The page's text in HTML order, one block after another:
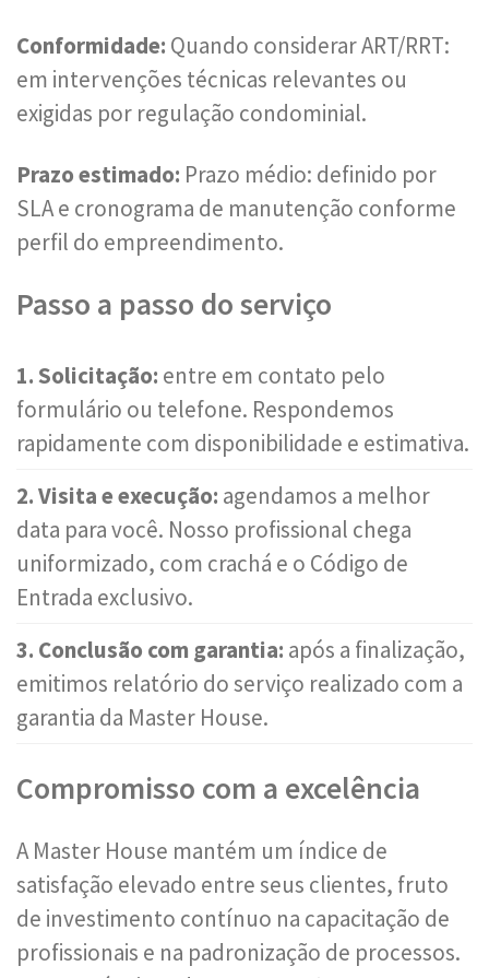
Conformidade: Quando considerar ART/RRT:
em intervenções técnicas relevantes ou
exigidas por regulação condominial.
Prazo estimado: Prazo médio: definido por
SLA e cronograma de manutenção conforme
perfil do empreendimento.
Passo a passo do serviço
1. Solicitação: entre em contato pelo
formulário ou telefone. Respondemos
rapidamente com disponibilidade e estimativa.
2. Visita e execução: agendamos a melhor
data para você. Nosso profissional chega
uniformizado, com crachá e o Código de
Entrada exclusivo.
3. Conclusão com garantia: após a finalização,
emitimos relatório do serviço realizado com a
garantia da Master House.
Compromisso com a excelência
A Master House mantém um índice de
satisfação elevado entre seus clientes, fruto
de investimento contínuo na capacitação de
profissionais e na padronização de processos.